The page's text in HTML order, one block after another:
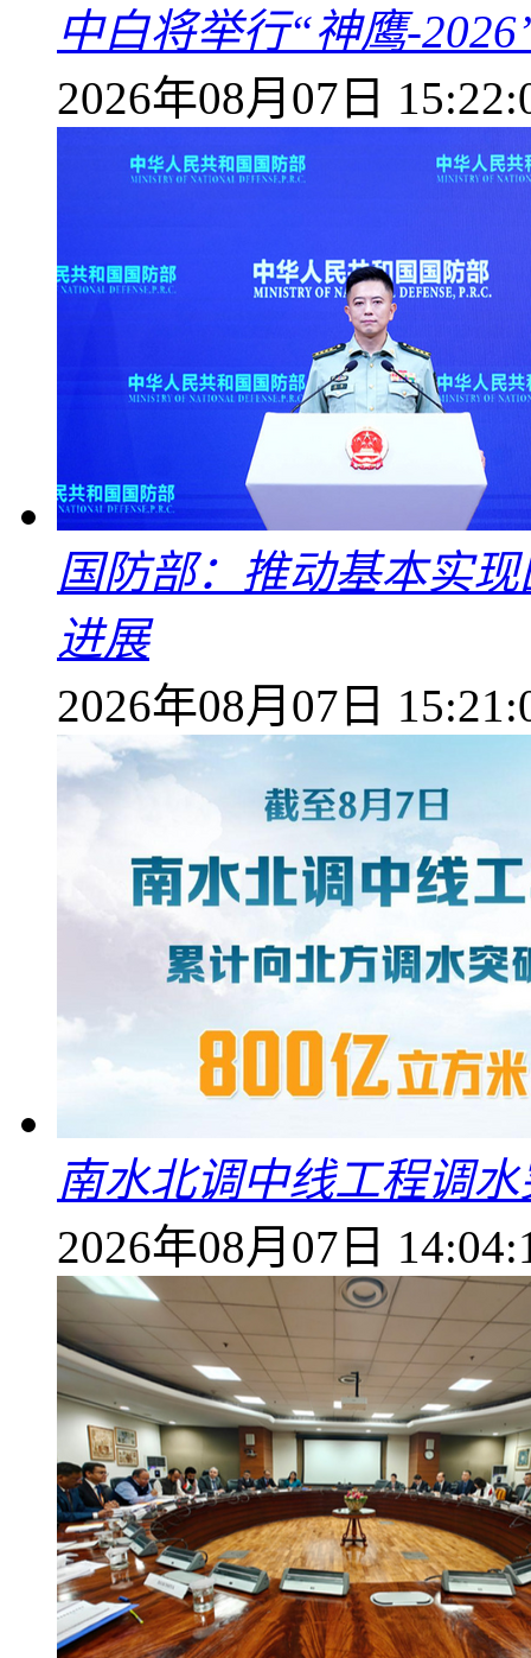
中白将举行“神鹰-
2026年08月07日
国防部：推动基本实
进展
2026年08月07日
南水北调中线工程调
2026年08月07日